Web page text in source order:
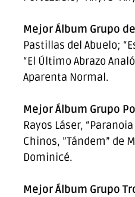
Mejor Álbum Grupo
Pastillas del Abuelo;
“El Último Abrazo
Aparenta Normal.
Mejor Álbum Grupo
Rayos Láser,
Chinos, ”Tándem” de
Dominicé.
Mejor Álbum Grupo